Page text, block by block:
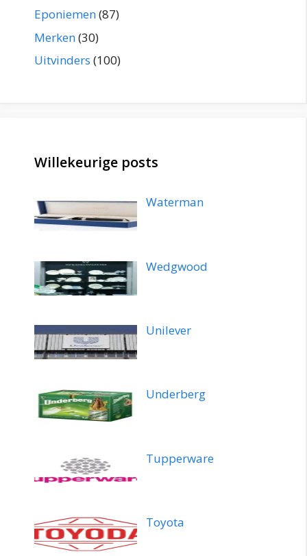
Eponiemen(87)
Merken(30)
Uitvinders (100)
Willekeurige posts
Waterman
Wedgwood
Unilever
Underberg
Tupperware
Toyota